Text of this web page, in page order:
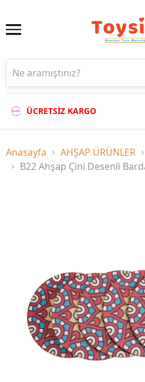
ÜCRETSİZ KARGO
Anasayfa AHŞAP ÜRÜNLER
B22 Ahşap Çini Desenli